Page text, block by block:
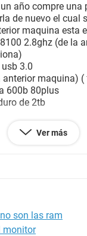
año compre una
de nuevo el cual
maquina esta
2.8ghz (de la
3.0
anterior maquina)
600b 80plus
de 2tb
pero no da seña
la misma
de que sea el
Ver más
son las ram
monitor